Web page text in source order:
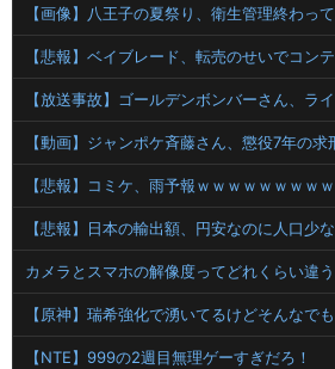
【画像】八王子の夏祭り、衛生管理終わっ
【悲報】コミケ、雨予報ｗｗｗｗｗｗｗｗ
カメラとスマホの解像度ってどれくらい違
【原神】瑞希強化で湧いてるけどそんなで
【NTE】999の2週目無理ゲーすぎだろ！